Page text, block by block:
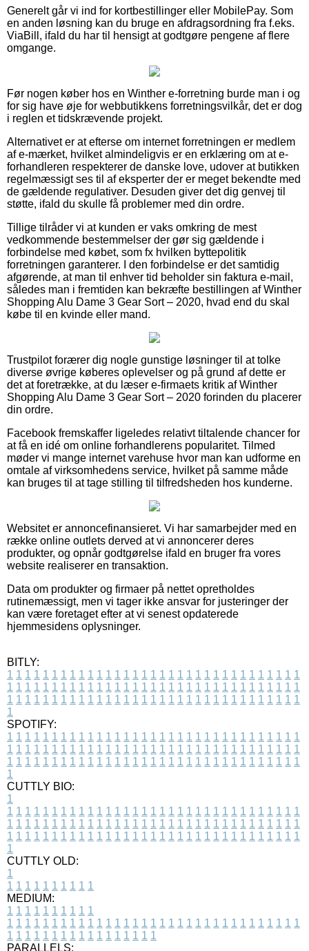
Generelt går vi ind for kortbestillinger eller MobilePay. Som
en anden løsning kan du bruge en afdragsordning fra f.eks.
ViaBill, ifald du har til hensigt at godtgøre pengene af flere
omgange.
Før nogen køber hos en Winther e-forretning burde man i og
for sig have øje for webbutikkens forretningsvilkår, det er dog
i reglen et tidskrævende projekt.
Alternativet er at efterse om internet forretningen er medlem
af e-mærket, hvilket almindeligvis er en erklæring om at e-
forhandleren respekterer de danske love, udover at butikken
regelmæssigt ses til af eksperter der er meget bekendte med
de gældende regulativer. Desuden giver det dig genvej til
støtte, ifald du skulle få problemer med din ordre.
Tillige tilråder vi at kunden er vaks omkring de mest
vedkommende bestemmelser der gør sig gældende i
forbindelse med købet, som fx hvilken byttepolitik
forretningen garanterer. I den forbindelse er det samtidig
afgørende, at man til enhver tid beholder sin faktura e-mail,
således man i fremtiden kan bekræfte bestillingen af Winther
Shopping Alu Dame 3 Gear Sort – 2020, hvad end du skal
købe til en kvinde eller mand.
Trustpilot forærer dig nogle gunstige løsninger til at tolke
diverse øvrige køberes oplevelser og på grund af dette er
det at foretrække, at du læser e-firmaets kritik af Winther
Shopping Alu Dame 3 Gear Sort – 2020 forinden du placerer
din ordre.
Facebook fremskaffer ligeledes relativt tiltalende chancer for
at få en idé om online forhandlerens popularitet. Tilmed
møder vi mange internet varehuse hvor man kan udforme en
omtale af virksomhedens service, hvilket på samme måde
kan bruges til at tage stilling til tilfredsheden hos kunderne.
Websitet er annoncefinansieret. Vi har samarbejder med en
række online outlets derved at vi annoncerer deres
produkter, og opnår godtgørelse ifald en bruger fra vores
website realiserer en transaktion.
Data om produkter og firmaer på nettet opretholdes
rutinemæssigt, men vi tager ikke ansvar for justeringer der
kan være foretaget efter at vi senest opdaterede
hjemmesidens oplysninger.
BITLY:
1 1 1 1 1 1 1 1 1 1 1 1 1 1 1 1 1 1 1 1 1 1 1 1 1 1 1 1 1 1 1 1 1
1 1 1 1 1 1 1 1 1 1 1 1 1 1 1 1 1 1 1 1 1 1 1 1 1 1 1 1 1 1 1 1 1
1 1 1 1 1 1 1 1 1 1 1 1 1 1 1 1 1 1 1 1 1 1 1 1 1 1 1 1 1 1 1 1 1
1
SPOTIFY:
1 1 1 1 1 1 1 1 1 1 1 1 1 1 1 1 1 1 1 1 1 1 1 1 1 1 1 1 1 1 1 1 1
1 1 1 1 1 1 1 1 1 1 1 1 1 1 1 1 1 1 1 1 1 1 1 1 1 1 1 1 1 1 1 1 1
1 1 1 1 1 1 1 1 1 1 1 1 1 1 1 1 1 1 1 1 1 1 1 1 1 1 1 1 1 1 1 1 1
1
CUTTLY BIO:
1
1 1 1 1 1 1 1 1 1 1 1 1 1 1 1 1 1 1 1 1 1 1 1 1 1 1 1 1 1 1 1 1 1
1 1 1 1 1 1 1 1 1 1 1 1 1 1 1 1 1 1 1 1 1 1 1 1 1 1 1 1 1 1 1 1 1
1 1 1 1 1 1 1 1 1 1 1 1 1 1 1 1 1 1 1 1 1 1 1 1 1 1 1 1 1 1 1 1 1
1
CUTTLY OLD:
1
1 1 1 1 1 1 1 1 1 1
MEDIUM:
1 1 1 1 1 1 1 1 1 1
1 1 1 1 1 1 1 1 1 1 1 1 1 1 1 1 1 1 1 1 1 1 1 1 1 1 1 1 1 1 1 1 1
1 1 1 1 1 1 1 1 1 1 1 1 1 1 1 1 1
PARALLELS: